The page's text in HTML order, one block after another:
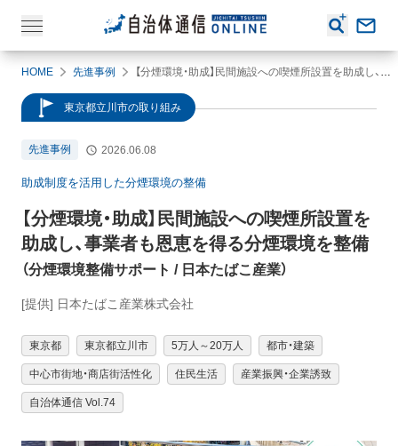
HOME 先進事例 【分煙環境・助成】民間施設への喫煙所設置を助成し、事業者も恩恵を得る分煙環境を整備（分煙環境整備サポート / 日本たばこ産業）
東京都立川市の取り組み
先進事例 2026.06.08
助成制度を活用した分煙環境の整備
【分煙環境・助成】 民間施設への喫煙所設置を
助成し、事業者も恩恵を得る分煙環境を整備
（分煙環境整備サポート / 日本たばこ産業）
[提供] 日本たばこ産業株式会社
東京都 東京都立川市 5万人～20万人 都市・建築
中心市街地・商店街活性化 住民生活 産業振興・企業誘致
自治体通信 Vol.74